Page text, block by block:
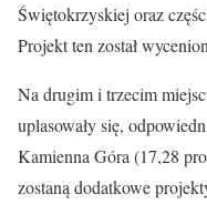
Świętokrzyskiej oraz
Projekt ten został
Na drugim i trzecim
uplasowały się,
Kamienna Góra (17,28
zostaną dodatkowe